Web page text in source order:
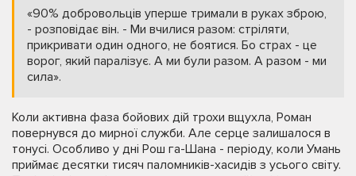
«90% добровольців уперше тримали в руках зброю,
- розповідає він. - Ми вчилися разом: стріляти,
прикривати один одного, не боятися. Бо страх - це
ворог, який паралізує. А ми були разом. А разом - ми
сила».
Коли активна фаза бойових дій трохи вщухла, Роман
повернувся до мирної служби. Але серце залишалося в
тонусі. Особливо у дні Рош га-Шана - періоду, коли Умань
приймає десятки тисяч паломників-хасидів з усього світу.